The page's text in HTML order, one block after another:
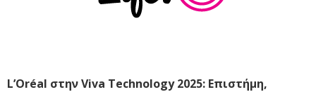
L’Oréal στην Viva Technology 2025: Επιστήμη,